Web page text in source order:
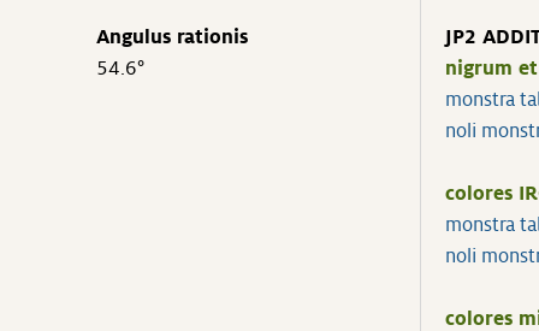
Angulus rationis
54.6°
JP2
nigrum
monstra
noli
colores
monstra
noli
colores